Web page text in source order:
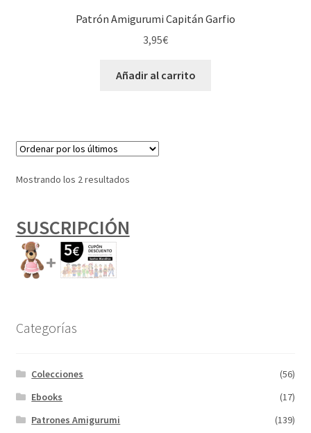
Patrón Amigurumi Capitán Garfio
3,95€
Añadir al carrito
Mostrando los 2 resultadosOrdenado
SUSCRIPCIÓN
Categorías
Colecciones
(56)
Ebooks
(17)
Patrones Amigurumi
(139)